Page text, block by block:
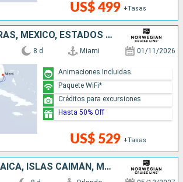
US$ 499 +Tasas
BELICE, HONDURAS, MÉXICO, ESTADOS UNIDOS
8 d Miami 01/11/2026
US$ 529 +Tasas
Animaciones Incluidas
Paquete WiFi*
Créditos para excursiones
Hasta 50% Off
BAHAMAS, JAMAICA, ISLAS CAIMÁN, MÉXICO, ESTADOS UNIDOS